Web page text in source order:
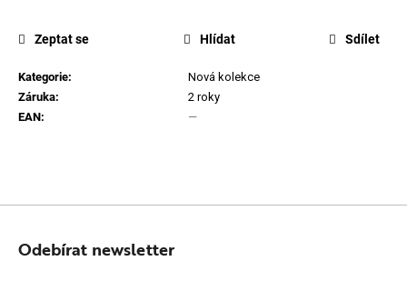
Kategorie:
Nová kolekce
Záruka:
2 roky
EAN: —
Zeptat se Hlídat Sdílet
Z
Odebírat newsletter